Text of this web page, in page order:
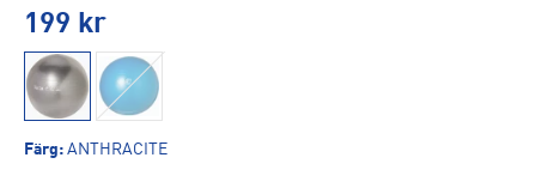
199 kr
Färg: ANTHRACITE